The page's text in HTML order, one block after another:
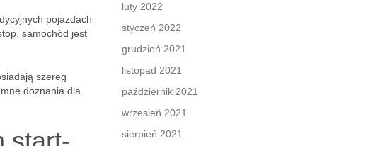
pojazdach
samochód jest
szereg
doznania dla
luty 2022
styczeń 2022
grudzień 2021
listopad 2021
październik 2021
wrzesień 2021
sierpień 2021